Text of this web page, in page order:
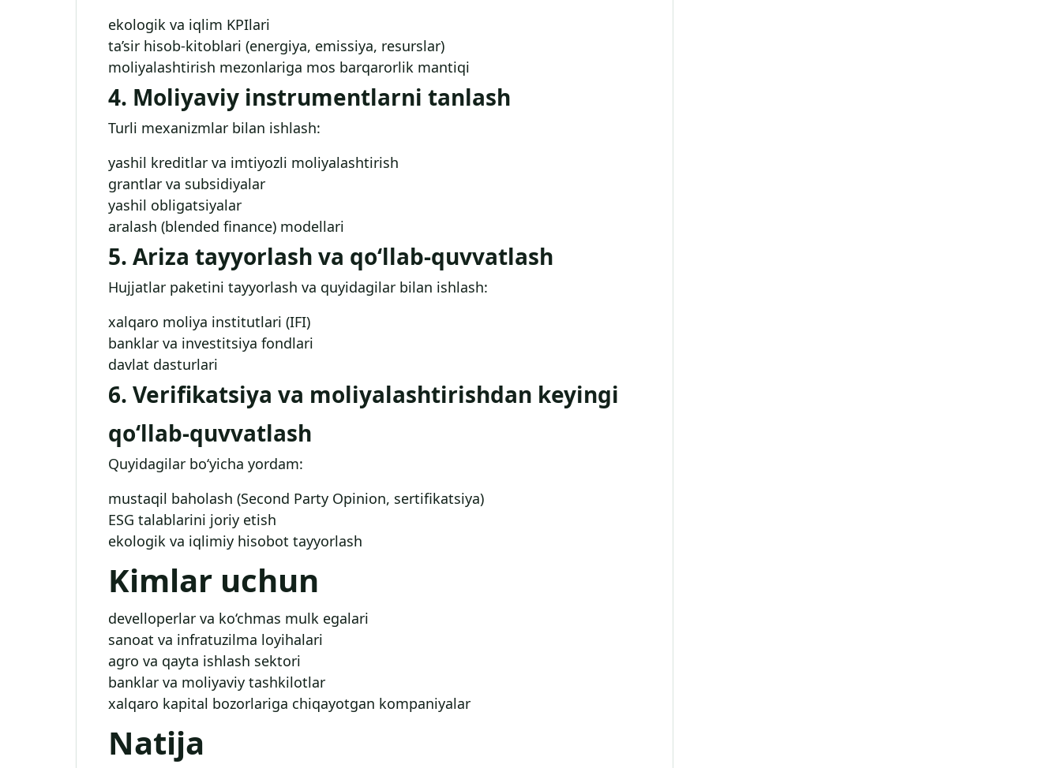
ekologik va iqlim KPIlari
ta’sir hisob-kitoblari (energiya, emissiya, resurslar)
moliyalashtirish mezonlariga mos barqarorlik mantiqi
4. Moliyaviy instrumentlarni tanlash
Turli mexanizmlar bilan ishlash:
yashil kreditlar va imtiyozli moliyalashtirish
grantlar va subsidiyalar
yashil obligatsiyalar
aralash (blended finance) modellari
5. Ariza tayyorlash va qo‘llab-quvvatlash
Hujjatlar paketini tayyorlash va quyidagilar bilan ishlash:
xalqaro moliya institutlari (IFI)
banklar va investitsiya fondlari
davlat dasturlari
6. Verifikatsiya va moliyalashtirishdan keyingi
qo‘llab-quvvatlash
Quyidagilar bo‘yicha yordam:
mustaqil baholash (Second Party Opinion, sertifikatsiya)
ESG talablarini joriy etish
ekologik va iqlimiy hisobot tayyorlash
Kimlar uchun
develloperlar va ko‘chmas mulk egalari
sanoat va infratuzilma loyihalari
agro va qayta ishlash sektori
banklar va moliyaviy tashkilotlar
xalqaro kapital bozorlariga chiqayotgan kompaniyalar
Natija